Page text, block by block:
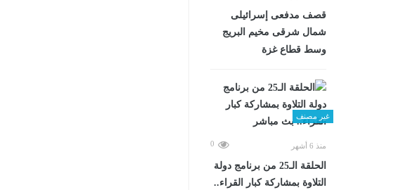
قصف مدفعى إسرائيلى
شمال شرقى مخيم البريج
وسط قطاع غزة
غير مصنف
منذ 6 أشهر 0
الحلقة الـ25 من برنامج دولة
التلاوة بمشاركة كبار القراء..